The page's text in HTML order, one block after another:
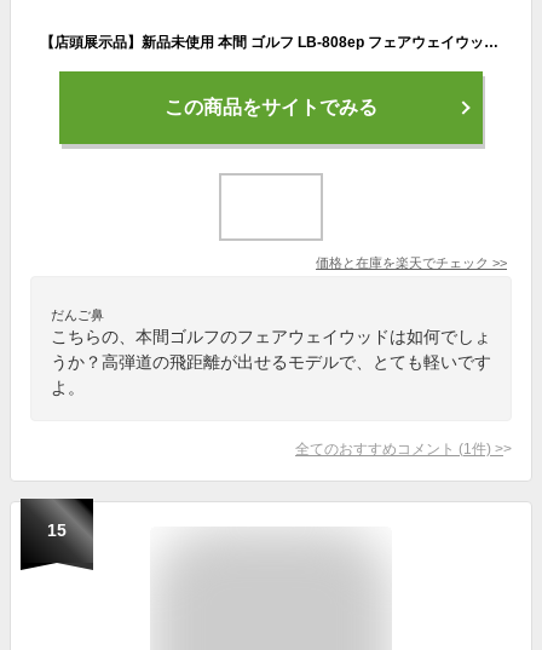
【店頭展示品】新品未使用 本間 ゴルフ LB-808ep フェアウェイウッド 限定 モデル 3W 5W 7W VIZARD For ep R SR S 飛距離 軽量 LB ホンマ HONMA
この商品をサイトでみる
価格と在庫を楽天でチェック >>
だんご鼻
こちらの、本間ゴルフのフェアウェイウッドは如何でしょ
うか？高弾道の飛距離が出せるモデルで、とても軽いです
よ。
全てのおすすめコメント (1 件) >
15